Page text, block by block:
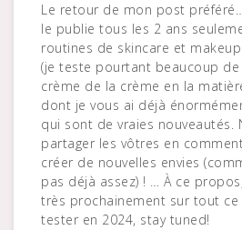
Le retour de mon post préféré… Vous le savez, je
le publie tous les 2 ans
routines de skincare et
(je teste pourtant beaucoup de
crème de la crème en la
dont je vous ai déjà
qui sont de vraies nouveautés.
partager les vôtres en
créer de nouvelles envies
pas déjà assez) ! … À ce
très prochainement sur tout ce
tester en 2024, stay tuned!